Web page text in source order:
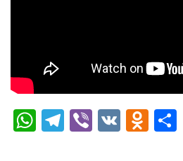
WhatsApp
Telegram
Viber
VK